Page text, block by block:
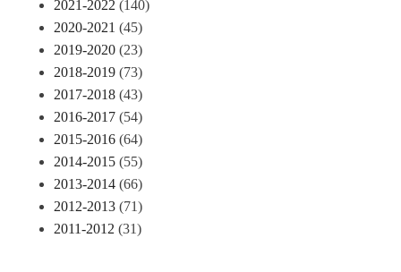
2021-2022 (140)
2020-2021 (45)
2019-2020 (23)
2018-2019 (73)
2017-2018 (43)
2016-2017 (54)
2015-2016 (64)
2014-2015 (55)
2013-2014 (66)
2012-2013 (71)
2011-2012 (31)